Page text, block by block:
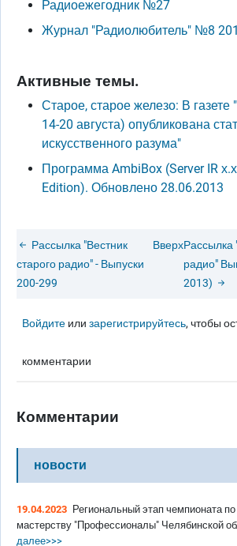
Радиоежегодник №27
Журнал "Радиолюбитель" №8
Активные темы.
Старое, старое железо: В газете
14-20 августа) опубликована
искусственного разума"
Программа AmbiBox (Server IR
Edition). Обновлено 28.06.2013
Рассылка "Вестник
старого радио" - Выпуски
200-299
ВверхРассылка
радио"
2013)
Войдите илизарегистрируйтесь, чтобы
комментарии
Комментарии
новости
19.04.2023 Региональный этап чемпионата
мастерству "Профессионалы" Челябинской
далее>>>